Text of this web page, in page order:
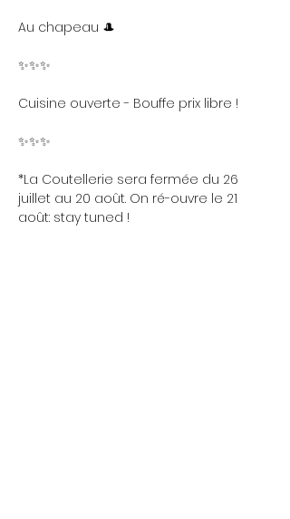
Au chapeau 🎩
✨️✨️✨️
Cuisine ouverte - Bouffe prix libre !
✨️✨️✨️
*La Coutellerie sera fermée du 26
juillet au 20 août. On ré-ouvre le 21
août: stay tuned !